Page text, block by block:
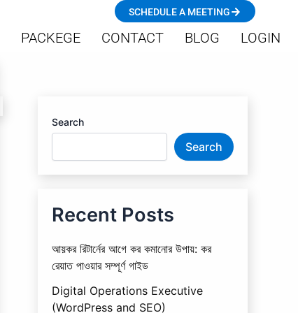
SCHEDULE A MEETING
PACKEGE CONTACT BLOG LOGIN
Search
Search
Recent Posts
আয়কর রিটার্নের আগে কর কমানোর উপায়: কর
রেয়াত পাওয়ার সম্পূর্ণ গাইড
Digital Operations Executive
(WordPress and SEO)